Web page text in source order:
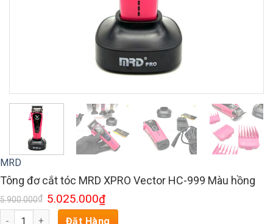
MRD
Tông đơ cắt tóc MRD XPRO Vector HC-999 Màu hồng
5.900.000₫ 5.025.000₫
Số lượng Đặt Hàng